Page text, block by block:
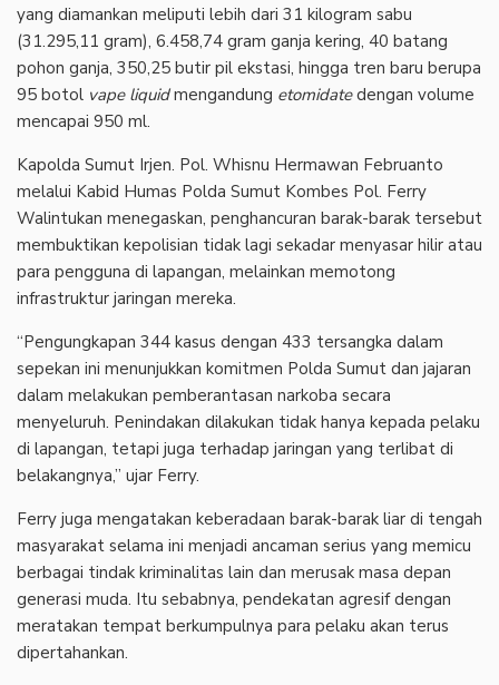
yang diamankan meliputi lebih dari 31 kilogram sabu
(31.295,11 gram), 6.458,74 gram ganja kering, 40 batang
pohon ganja, 350,25 butir pil ekstasi, hingga tren baru berupa
95 botol vape liquidmengandung etomidatedengan volume
mencapai 950 ml.
Kapolda Sumut Irjen. Pol. Whisnu Hermawan Februanto
melalui Kabid Humas Polda Sumut Kombes Pol. Ferry
Walintukan menegaskan, penghancuran barak-barak tersebut
membuktikan kepolisian tidak lagi sekadar menyasar hilir atau
para pengguna di lapangan, melainkan memotong
infrastruktur jaringan mereka.
“Pengungkapan 344 kasus dengan 433 tersangka dalam
sepekan ini menunjukkan komitmen Polda Sumut dan jajaran
dalam melakukan pemberantasan narkoba secara
menyeluruh. Penindakan dilakukan tidak hanya kepada pelaku
di lapangan, tetapi juga terhadap jaringan yang terlibat di
belakangnya,” ujar Ferry.
Ferry juga mengatakan keberadaan barak-barak liar di tengah
masyarakat selama ini menjadi ancaman serius yang memicu
berbagai tindak kriminalitas lain dan merusak masa depan
generasi muda. Itu sebabnya, pendekatan agresif dengan
meratakan tempat berkumpulnya para pelaku akan terus
dipertahankan.